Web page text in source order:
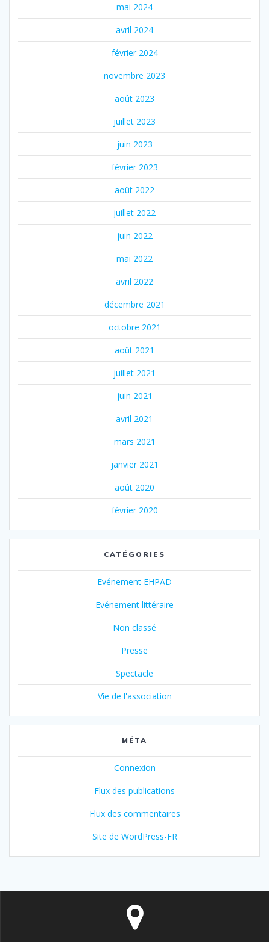
mai 2024
avril 2024
février 2024
novembre 2023
août 2023
juillet 2023
juin 2023
février 2023
août 2022
juillet 2022
juin 2022
mai 2022
avril 2022
décembre 2021
octobre 2021
août 2021
juillet 2021
juin 2021
avril 2021
mars 2021
janvier 2021
août 2020
février 2020
CATÉGORIES
Evénement EHPAD
Evénement littéraire
Non classé
Presse
Spectacle
Vie de l'association
MÉTA
Connexion
Flux des publications
Flux des commentaires
Site de WordPress-FR